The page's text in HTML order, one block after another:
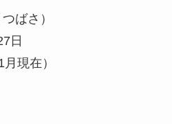
ばさ）
日
現在）